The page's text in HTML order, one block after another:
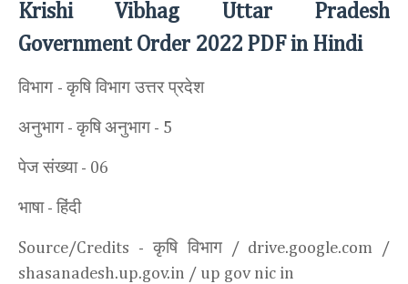
Krishi Vibhag Uttar Pradesh
Government Order 2022 PDF in Hindi
विभाग - कृषि विभाग उत्तर प्रदेश
अनुभाग - कृषिअनुभाग - 5
पेज संख्या - 06
भाषा - हिंदी
Source/Credits - कृषि विभाग / drive.google.com /
shasanadesh.up.gov.in / up gov nic in